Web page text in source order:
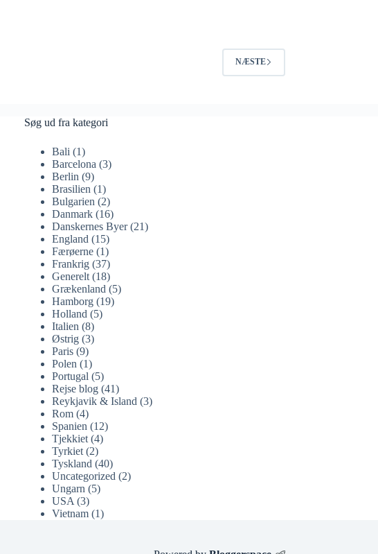
NÆSTE
Søg ud fra kategori
Bali (1)
Barcelona (3)
Berlin (9)
Brasilien (1)
Bulgarien (2)
Danmark (16)
Danskernes Byer(21)
England (15)
Færøerne (1)
Frankrig (37)
Generelt (18)
Grækenland (5)
Hamborg (19)
Holland (5)
Italien (8)
Østrig (3)
Paris (9)
Polen (1)
Portugal (5)
Rejse blog (41)
Reykjavik & Island (3)
Rom (4)
Spanien (12)
Tjekkiet (4)
Tyrkiet (2)
Tyskland (40)
Uncategorized (2)
Ungarn (5)
USA (3)
Vietnam (1)